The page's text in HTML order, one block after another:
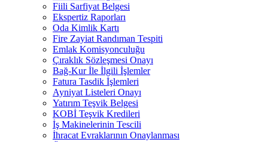
Fiili Sarfiyat Belgesi
Ekspertiz Raporları
Oda Kimlik Kartı
Fire Zayiat Randıman Tespiti
Emlak Komisyonculuğu
Çıraklık Sözleşmesi Onayı
Bağ-Kur İle İlgili İşlemler
Fatura Tasdik İşlemleri
Ayniyat Listeleri Onayı
Yatırım Teşvik Belgesi
KOBİ Teşvik Kredileri
İş Makinelerinin Tescili
İhracat Evraklarının Onaylanması